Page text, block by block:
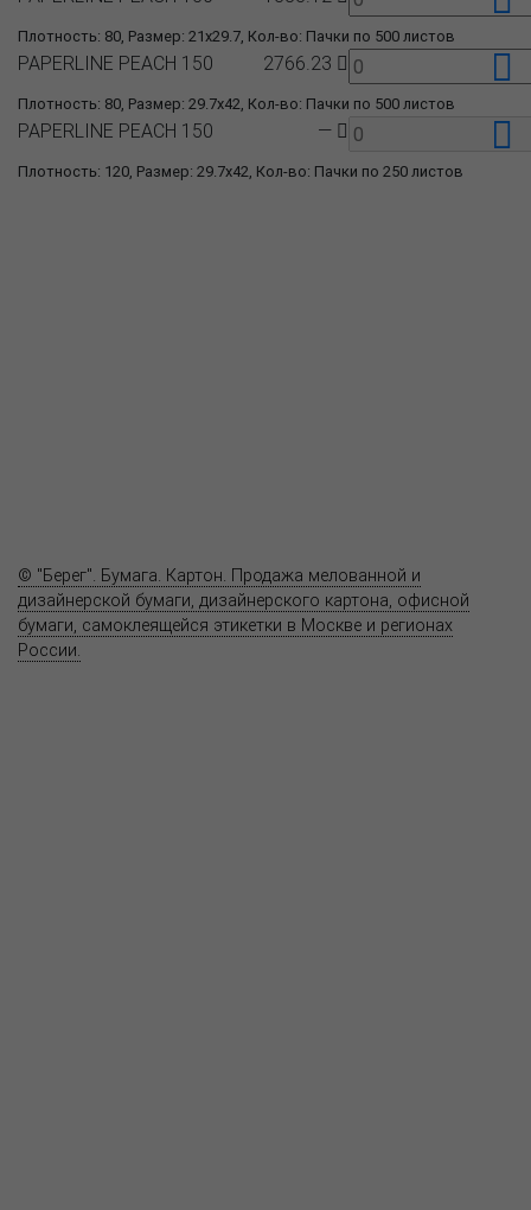
Плотность: 80, Размер: 21x29.7, Кол-во: Пачки по 500 листов
Плотность: 80, Размер: 29.7x42, Кол-во: Пачки по 500 листов
PAPERLINE PEACH 150 2766.23
Плотность: 120, Размер: 29.7x42, Кол-во: Пачки по 250 листов
PAPERLINE PEACH 150 —
© "Берег". Бумага. Картон. Продажа мелованной и
дизайнерской бумаги, дизайнерского картона, офисной
бумаги, самоклеящейся этикетки в Москве и регионах
России.